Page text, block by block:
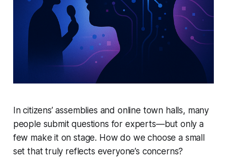
In citizens’ assemblies and online town halls, many
people submit questions for experts—but only a
few make it on stage. How do we choose a small
set that truly reflects everyone’s concerns?